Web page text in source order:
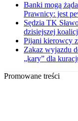
Banki mogą
Prawnicy: jest
Sędzia TK
dzisiejszej
Pijani kierowcy
Zakaz wyjazdu
„kary” dla
Promowane treści